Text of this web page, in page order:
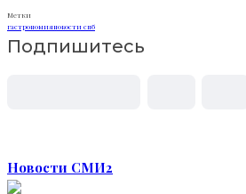
Метки
гастрономияновости спб
Подпишитесь
Новости СМИ2